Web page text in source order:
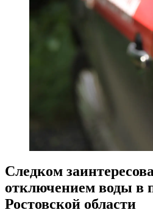
Следком
отключением воды в
Ростовской области